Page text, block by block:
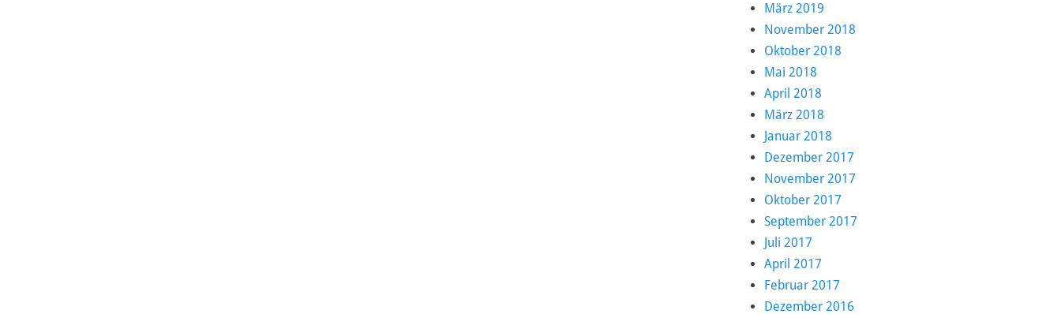
März 2019
November 2018
Oktober 2018
Mai 2018
April 2018
März 2018
Januar 2018
Dezember 2017
November 2017
Oktober 2017
September 2017
Juli 2017
April 2017
Februar 2017
Dezember 2016